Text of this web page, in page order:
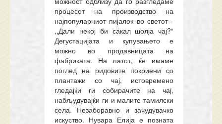
процесот на производство на
најпопуларниот пијалок во светот -
,,Дали некој би сакал шолја чај?“
Дегустацијата и купувањето е
можно во продавницата на
фабриката. На патот, ќе имаме
поглед на ридовите покриени со
плантажи со чај, истовремено
гледајќи ги собирачите на чај,
набљудувајќи ги и малите тамилски
села. Незаборавно и зачудувачко
искуство. Нувара Елија е позната